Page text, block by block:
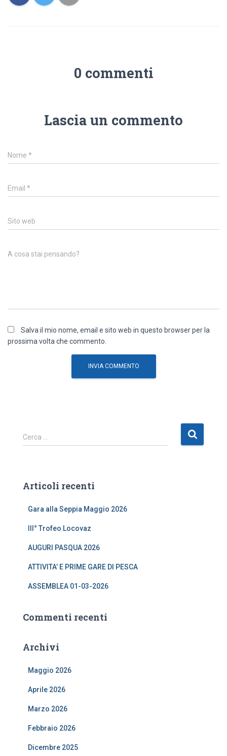
0 commenti
Lascia un commento
Nome *
Email *
Sito web
A cosa stai pensando?
Salva il mio nome, email e sito web in questo browser per la
prossima volta che commento.
R
i
c
Cerca …
Articoli recenti
Gara alla Seppia Maggio 2026
III° Trofeo Locovaz
AUGURI PASQUA 2026
ATTIVITA’ E PRIME GARE DI PESCA
ASSEMBLEA 01-03-2026
Commenti recenti
Archivi
Maggio 2026
Aprile 2026
Marzo 2026
Febbraio 2026
Dicembre 2025